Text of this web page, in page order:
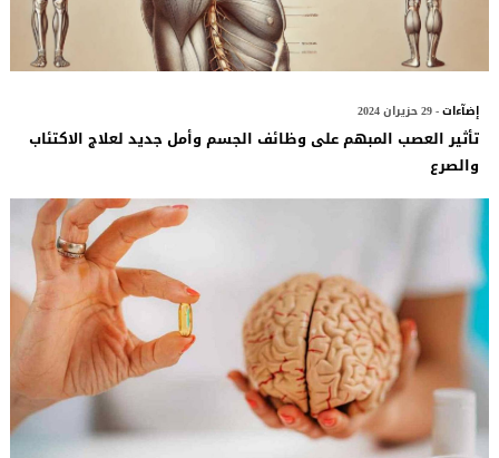
إضآءات- 29 حزيران 2024
تأثير العصب المبهم على وظائف الجسم وأمل جديد لعلاج الاكتئاب
والصرع